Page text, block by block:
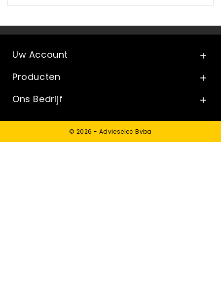
Uw Account 
Producten 
Ons Bedrijf 
© 2026 - Advieselec Bvba